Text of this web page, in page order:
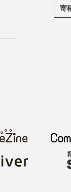
寄